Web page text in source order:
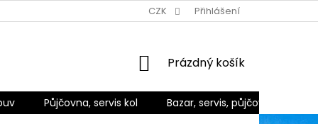
ZPŮSOBY DORUČENÍ A PLATBY REKLAMACE A VRÁCENÍ
CZK Přihlášení
NÁKUPNÍ
Prázdný košík
Půjčovna, servis kol Bazar, servis, půjčovna